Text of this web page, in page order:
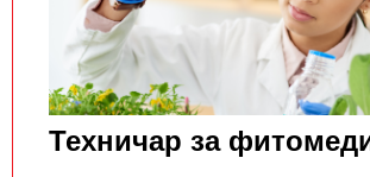
Техничар за